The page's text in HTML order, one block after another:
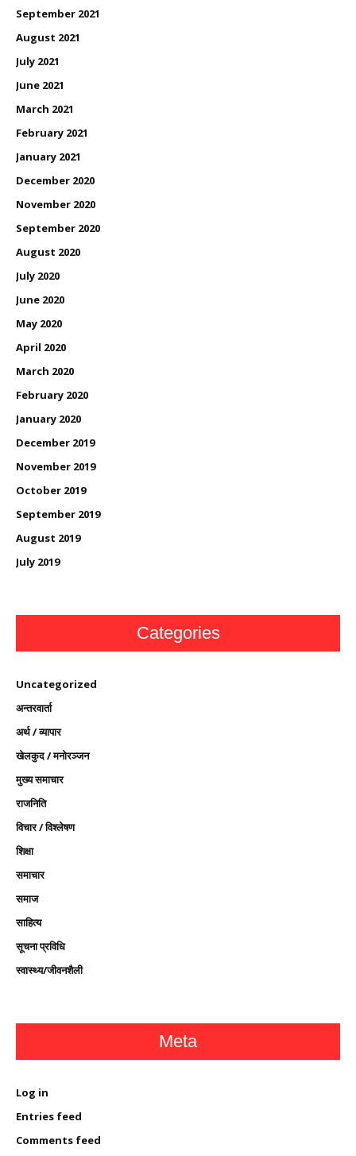
September 2021
August 2021
July 2021
June 2021
March 2021
February 2021
January 2021
December 2020
November 2020
September 2020
August 2020
July 2020
June 2020
May 2020
April 2020
March 2020
February 2020
January 2020
December 2019
November 2019
October 2019
September 2019
August 2019
July 2019
Categories
Uncategorized
अन्तरवार्ता
अर्थ / व्यापार
खेलकुद / मनोरञ्जन
मुख्य समाचार
राजनिति
विचार / विश्लेषण
शिक्षा
समाचार
समाज
साहित्य
सूचना प्रविधि
स्वास्थ्य/जीवनशैली
Meta
Log in
Entries feed
Comments feed